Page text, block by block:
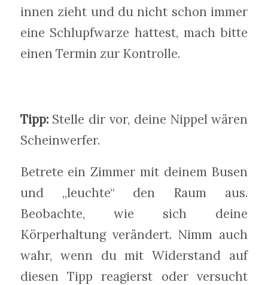
innen zieht und du nicht schon immer
eine Schlupfwarze hattest, mach bitte
einen Termin zur Kontrolle.
Tipp:Stelle dir vor, deine Nippel wären
Scheinwerfer.
Betrete ein Zimmer mit deinem Busen
und „leuchte“ den Raum aus.
Beobachte, wie sich deine
Körperhaltung verändert. Nimm auch
wahr, wenn du mit Widerstand auf
diesen Tipp reagierst oder versucht